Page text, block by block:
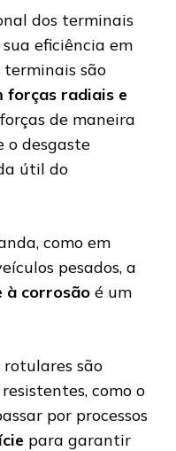
dos terminais
eficiência em
terminais são
forças radiais e
de maneira
o desgaste
útil do
como em
pesados, a
à corrosão é um
rotulares são
como o
por processos
para garantir